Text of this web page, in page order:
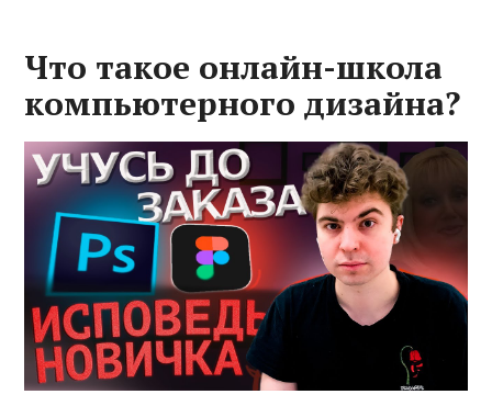
Что такое онлайн-школа
компьютерного дизайна?